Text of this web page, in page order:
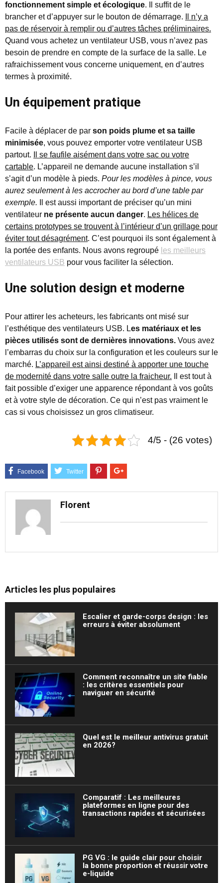
fonctionnement simple et écologique. Il suffit de le
brancher et d’appuyer sur le bouton de démarrage.
Il n’y a
pas de réservoir à remplir ou d’autres tâches préliminaires.
Quand vous achetez un ventilateur USB, vous n’avez pas
besoin de prendre en compte de la surface de la salle. Le
rafraichissement vous concerne uniquement, en d’autres
termes à proximité.
Un équipement pratique
Facile à déplacer de par son poids plume et sa taille
minimisée, vous pouvez emporter votre ventilateur USB
partout.
Il se faufile aisément dans votre sac ou votre
cartable. L’appareil ne demande aucune installation s’il
s’agit d’un modèle à pieds. Pour les modèles à pince, vous
aurez seulement à les accrocher au bord d’une table par
exemple. Il est aussi important de préciser qu’un mini
ventilateur ne présente aucun danger. Les hélices de
certains prototypes se trouvent à l’intérieur d’un grillage pour
éviter tout désagrément. C’est pourquoi ils sont également à
la portée des enfants. Nous avons regroupé les meilleurs
ventilateurs USB pour vous faciliter la sélection.
Une solution design et moderne
Pour attirer les acheteurs, les fabricants ont misé sur
l’esthétique des ventilateurs USB. Les matériaux et les
pièces utilisés sont de dernières innovations. Vous avez
l’embarras du choix sur la configuration et les couleurs sur le
marché. L’appareil est ainsi destiné à apporter une touche
de modernité dans votre salle outre la fraicheur. Il est tout à
fait possible d’exiger une apparence répondant à vos goûts
et à votre style de décoration. Ce qui n’est pas vraiment le
cas si vous choisissez un gros climatiseur.
4/5 - (26 votes)
Florent
Articles les plus populaires
Escalier et garde-corps design : les
erreurs à éviter absolument
Comment reconnaître un site fiable
: les critères essentiels pour
naviguer en sécurité
Quel est le meilleur antivirus gratuit
en 2026?
Comparatif : Les meilleures
plateformes en ligne pour des
transactions rapides et sécurisées
PG VG : le guide clair pour choisir
la bonne proportion et réussir votre
e-liquide